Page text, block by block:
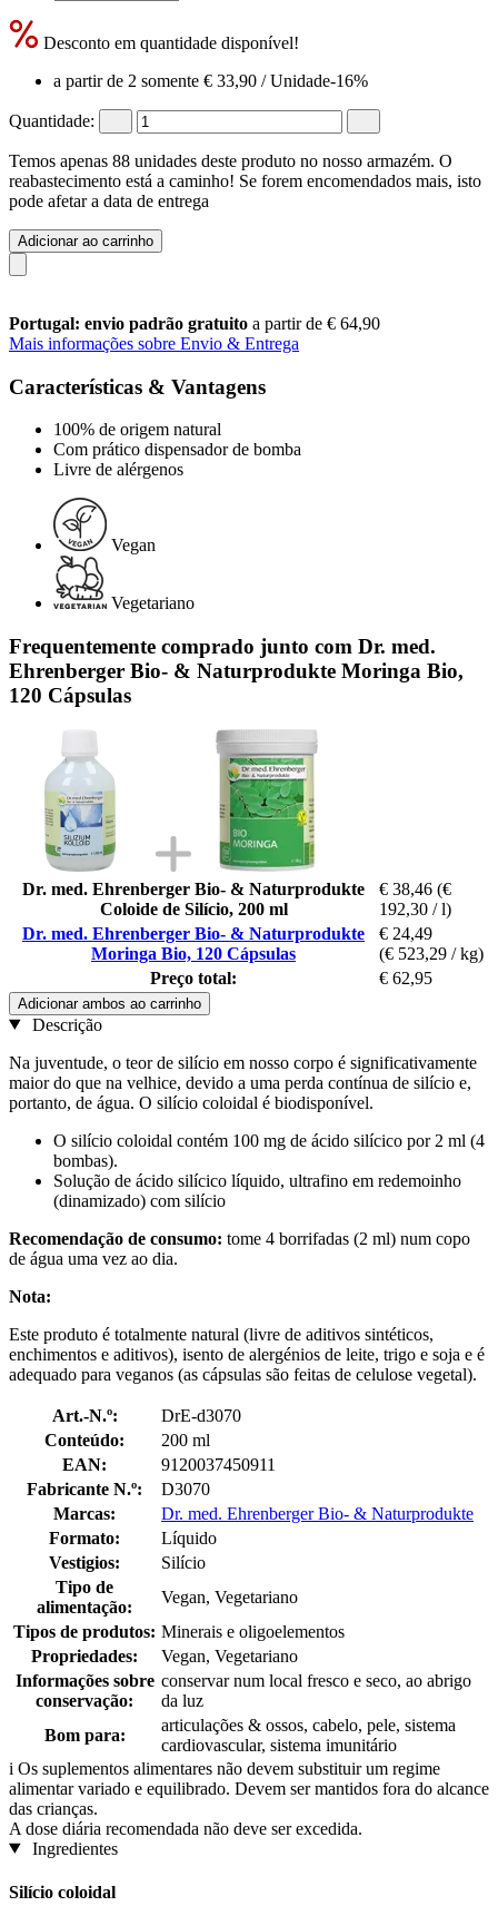
Desconto em quantidade disponível!
a partir de 2 somente € 33,90 / Unidade-16%
Quantidade:
Temos apenas 88 unidades deste produto no nosso armazém. O
reabastecimento está a caminho! Se forem encomendados mais, isto
pode afetar a data de entrega
Adicionar ao carrinho
Portugal: envio padrão gratuito a partir de € 64,90
Mais informações sobre Envio & Entrega
Características & Vantagens
100% de origem natural
Com prático dispensador de bomba
Livre de alérgenos
Vegan
Vegetariano
Frequentemente comprado junto com Dr. med.
Ehrenberger Bio- & Naturprodukte Moringa Bio,
120 Cápsulas
Dr. med. Ehrenberger Bio- & Naturprodukte
Coloide de Silício, 200 ml
€ 38,46 (€
192,30 / l)
Dr. med. Ehrenberger Bio- & Naturprodukte
Moringa Bio, 120 Cápsulas
€ 24,49
(€ 523,29 / kg)
Preço total:
€ 62,95
Adicionar ambos ao carrinho
Descrição
Na juventude, o teor de silício em nosso corpo é significativamente
maior do que na velhice, devido a uma perda contínua de silício e,
portanto, de água. O silício coloidal é biodisponível.
O silício coloidal contém 100 mg de ácido silícico por 2 ml (4
bombas).
Solução de ácido silícico líquido, ultrafino em redemoinho
(dinamizado) com silício
Recomendação de consumo: tome 4 borrifadas (2 ml) num copo
de água uma vez ao dia.
Nota:
Este produto é totalmente natural (livre de aditivos sintéticos,
enchimentos e aditivos), isento de alergénios de leite, trigo e soja e é
adequado para veganos (as cápsulas são feitas de celulose vegetal).
Art.-N.º:
DrE-d3070
Conteúdo:
200 ml
EAN:
9120037450911
Fabricante N.º:
D3070
Marcas:
Dr. med. Ehrenberger Bio- & Naturprodukte
Formato:
Líquido
Vestigios:
Silício
Tipo de
alimentação:
Vegan, Vegetariano
Tipos de produtos: Minerais e oligoelementos
Propriedades:
Vegan, Vegetariano
Informações sobre
conservação:
conservar num local fresco e seco, ao abrigo
da luz
Bom para:
articulações & ossos, cabelo, pele, sistema
cardiovascular, sistema imunitário
i Os suplementos alimentares não devem substituir um regime
alimentar variado e equilibrado. Devem ser mantidos fora do alcance
das crianças.
A dose diária recomendada não deve ser excedida.
Ingredientes
Silício coloidal